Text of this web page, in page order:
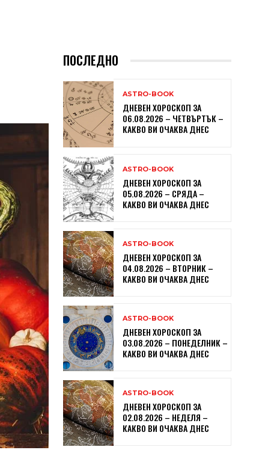
ПОСЛЕДНО
ASTRO-BOOK
ДНЕВЕН ХОРОСКОП ЗА
06.08.2026 – ЧЕТВЪРТЪК –
КАКВО ВИ ОЧАКВА ДНЕС
ASTRO-BOOK
ДНЕВЕН ХОРОСКОП ЗА
05.08.2026 – СРЯДА –
КАКВО ВИ ОЧАКВА ДНЕС
ASTRO-BOOK
ДНЕВЕН ХОРОСКОП ЗА
04.08.2026 – ВТОРНИК –
КАКВО ВИ ОЧАКВА ДНЕС
ASTRO-BOOK
ДНЕВЕН ХОРОСКОП ЗА
03.08.2026 – ПОНЕДЕЛНИК –
КАКВО ВИ ОЧАКВА ДНЕС
ASTRO-BOOK
ДНЕВЕН ХОРОСКОП ЗА
02.08.2026 – НЕДЕЛЯ –
КАКВО ВИ ОЧАКВА ДНЕС